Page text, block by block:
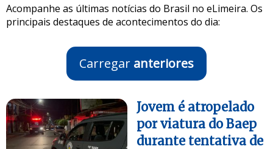
Acompanhe as últimas notícias do Brasil no eLimeira. Os
principais destaques de acontecimentos do dia:
Carregar anteriores
Jovem é atropelado
por viatura do Baep
durante tentativa de